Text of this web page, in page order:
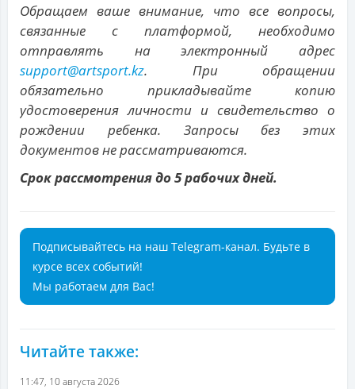
Обращаем ваше внимание, что все вопросы,
связанные с платформой, необходимо
отправлять на электронный адрес
support@artsport.kz. При обращении
обязательно прикладывайте копию
удостоверения личности и свидетельство о
рождении ребенка. Запросы без этих
документов не рассматриваются.
Срок рассмотрения до 5 рабочих дней.
Подписывайтесь на наш Telegram-канал. Будьте в
курсе всех событий!
Мы работаем для Вас!
Читайте также:
11:47, 10 августа 2026